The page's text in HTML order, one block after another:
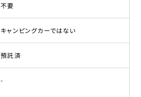
不要
キャンピングカーではない
預託済
-